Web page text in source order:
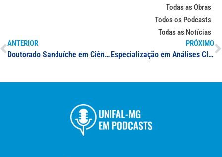
Todas as Obras
Todos os Podcasts
Todas as Notícias
ANTERIOR
Doutorado Sanduíche em Ciências Farmacêuticas
PRÓXIMO
Especialização em Análises Clínicas